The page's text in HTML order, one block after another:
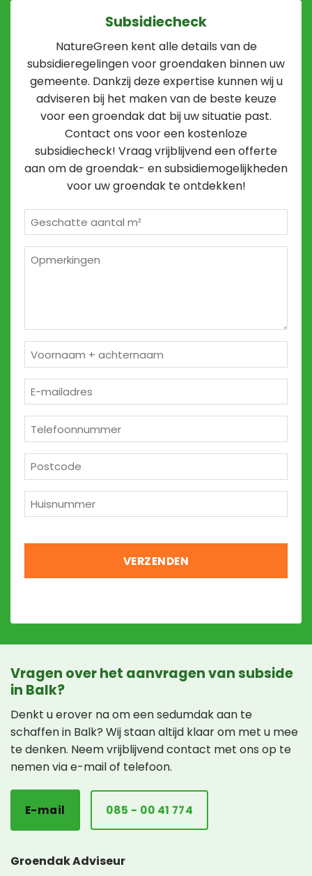
Subsidiecheck
NatureGreen kent alle details van de
subsidieregelingen voor groendaken binnen uw
gemeente. Dankzij deze expertise kunnen wij u
adviseren bij het maken van de beste keuze
voor een groendak dat bij uw situatie past.
Contact ons voor een kostenloze
subsidiecheck! Vraag vrijblijvend een offerte
aan om de groendak- en subsidiemogelijkheden
voor uw groendak te ontdekken!
m²
Naam
*
mailadres
*
*
*
Vragen over het aanvragen van subside
in Balk?
Denkt u erover na om een sedumdak aan te
schaffen in Balk? Wij staan altijd klaar om met u mee
te denken. Neem vrijblijvend contact met ons op te
nemen via e-mail of telefoon.
E-mail 085 - 00 41 774
Groendak Adviseur